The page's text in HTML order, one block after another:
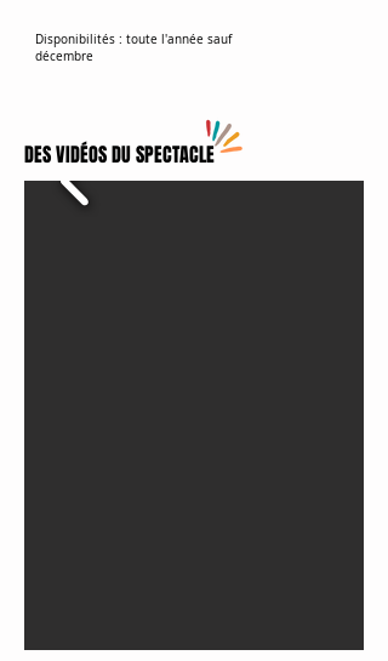
Disponibilités : toute l'année sauf
décembre
DES VIDÉOS DU SPECTACLE